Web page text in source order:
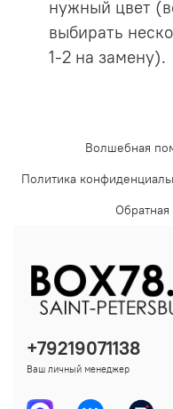
нужный цвет
выбирать
1-2 на замену).
Волшебная
Политика
Обратная
+79219071138
Ваш личный менеджер